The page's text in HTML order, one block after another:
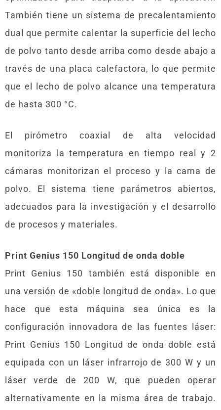
También tiene un sistema de precalentamiento
dual que permite calentar la superficie del lecho
de polvo tanto desde arriba como desde abajo a
través de una placa calefactora, lo que permite
que el lecho de polvo alcance una temperatura
de hasta 300 °C.
El pirómetro coaxial de alta velocidad
monitoriza la temperatura en tiempo real y 2
cámaras monitorizan el proceso y la cama de
polvo. El sistema tiene parámetros abiertos,
adecuados para la investigación y el desarrollo
de procesos y materiales.
Print Genius 150 Longitud de onda doble
Print Genius 150 también está disponible en
una versión de «doble longitud de onda». Lo que
hace que esta máquina sea única es la
configuración innovadora de las fuentes láser:
Print Genius 150 Longitud de onda doble está
equipada con un láser infrarrojo de 300 W y un
láser verde de 200 W, que pueden operar
alternativamente en la misma área de trabajo.